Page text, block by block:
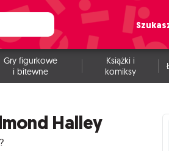
Gry figurkowe
i bitewne
Książki i
komiksy
Halley